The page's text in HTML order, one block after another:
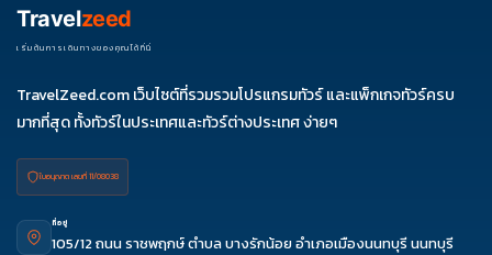
Travelzeed
เริ่มต้นการเดินทางของคุณได้ที่นี่
TravelZeed.com เว็บไซต์ที่รวมรวมโปรแกรมทัวร์ และแพ็กเกจทัวร์ครบ
มากที่สุด ทั้งทัวร์ในประเทศและทัวร์ต่างประเทศ ง่ายๆ
ใบอนุญาต เลขที่ 11/08038
ที่อยู่
105/12 ถนน ราชพฤกษ์ ตำบล บางรักน้อย อำเภอเมืองนนทบุรี นนทบุรี